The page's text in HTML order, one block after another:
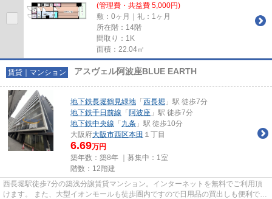
(管理費・共益費 5,000円)
敷：0ヶ月｜礼：1ヶ月
所在階：14階
間取り：1K
面積：22.04㎡
賃貸｜マンション アスヴェル阿波座BLUE EARTH
地下鉄長堀鶴見緑地 「 西長堀 」駅 徒歩7分
地下鉄千日前線 「 阿波座 」駅 徒歩7分
地下鉄中央線 「 九条 」駅 徒歩10分
大阪府大阪市西区本田 １丁目
6.69万円
築年数：築8年 ｜募集中： 1室
階数：12階建
西長堀駅徒歩7分の築浅分譲賃貸マンション。インターネットを無料でご利用頂
けます。 また、大型イオンモールも徒歩圏内ですので日用品の買出しも便利で